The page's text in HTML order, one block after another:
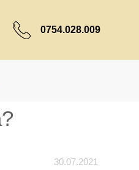
0754.028.009
30.07.2021